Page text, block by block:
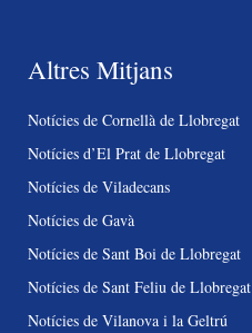
Altres Mitjans
Notícies de Cornellà de Llobregat
Notícies d’El Prat de Llobregat
Notícies de Viladecans
Notícies de Gavà
Notícies de Sant Boi de Llobregat
Notícies de Sant Feliu de Llobregat
Notícies de Vilanova i la Geltrú